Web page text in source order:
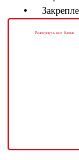
Развернуть все блоки